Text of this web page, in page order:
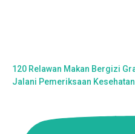
120 Relawan Makan Bergizi
Jalani Pemeriksaan Kesehatan